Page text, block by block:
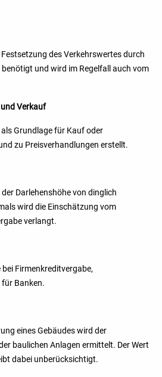
des Verkehrswertes durch
und wird im Regelfall auch vom
Verkauf
Grundlage für Kauf oder
zu Preisverhandlungen erstellt.
Darlehenshöhe von dinglich
wird die Einschätzung vom
verlangt.
Firmenkreditvergabe,
Banken.
eines Gebäudes wird der
baulichen Anlagen ermittelt. Der Wert
dabei unberücksichtigt.